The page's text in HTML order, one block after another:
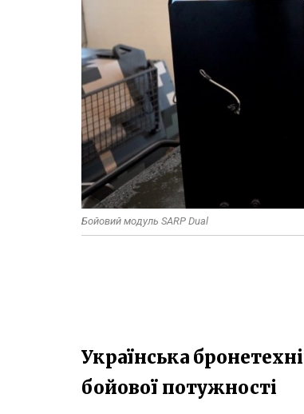
Бойовий модуль SARP Dual
Українська
бойової потужності